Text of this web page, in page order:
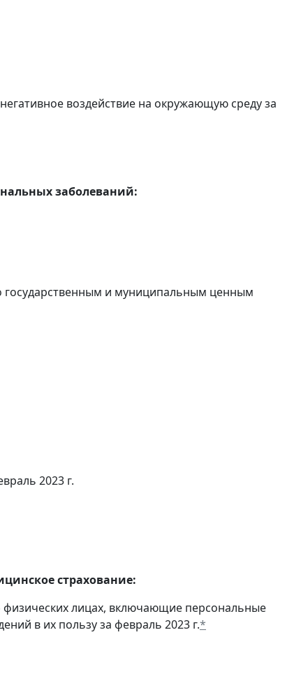
воздействие на окружающую среду за
заболеваний:
государственным и муниципальным ценным
2023 г.
страхование:
физических лицах, включающие персональные
в их пользу за февраль 2023 г.*